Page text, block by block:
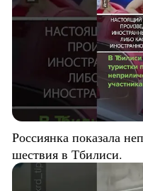
Россиянка показала
шествия в Тбилиси.